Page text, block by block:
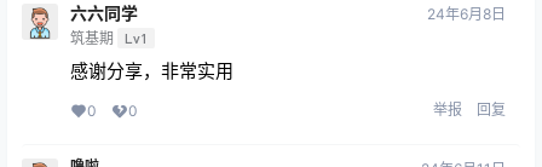
六六同学
筑基期 Lv1
24年6月8日
感谢分享，非常实用
0 0 举报 回复